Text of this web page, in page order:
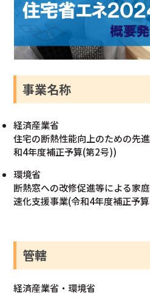
事業名称
経済産業省
住宅の断熱性能向上のための先
和4年度補正予算(第2号))
環境省
断熱窓への改修促進等による家
速化支援事業(令和4年度補正予
管轄
経済産業省・環境省